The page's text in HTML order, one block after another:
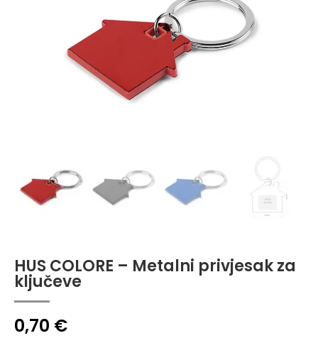
HUS COLORE – Metalni privjesak za
ključeve
0,70 €